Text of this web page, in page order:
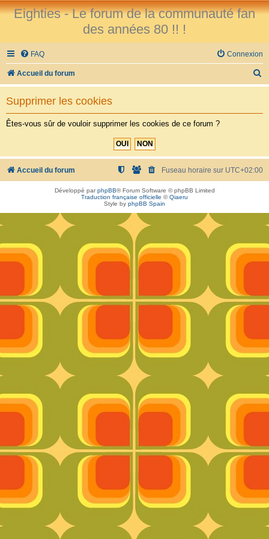
Eighties - Le forum de la communauté fan
des années 80 !! !
FAQ Connexion
Accueil du forum
e
h
r
Supprimer les cookies
Êtes-vous sûr de vouloir supprimer les cookies de ce forum ?
Accueil du forum Fuseau horaire sur UTC+02:00
Développé parphpBB® Forum Software © phpBB Limited
Traduction française officielle ©Qiaeru
Style by phpBB Spain